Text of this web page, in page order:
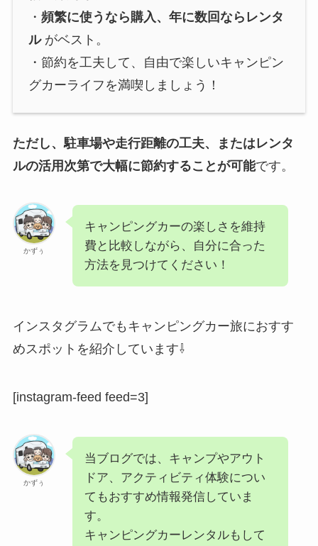
・頻繁に使うなら購入、年に数回ならレンタ
ルがベスト。
・節約を工夫して、自由で楽しいキャンピン
グカーライフを満喫しましょう！
ただし、駐車場や走行距離の工夫、またはレンタ
ルの活用次第で大幅に節約することが可能です。
かずぅ
キャンピングカーの楽しさを維持
費と比較しながら、自分に合った
方法を見つけてください！
インスタグラムでもキャンピングカー旅におすす
めスポットを紹介しています⇩
[instagram-feed feed=3]
かずぅ
当ブログでは、キャンプやアウト
ドア、アクティビティ体験につい
てもおすすめ情報発信していま
す。
キャンピングカーレンタルもして